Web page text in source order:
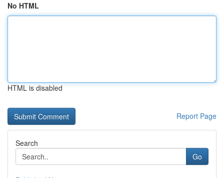
No HTML
HTML is disabled
Report Page
Search
Go